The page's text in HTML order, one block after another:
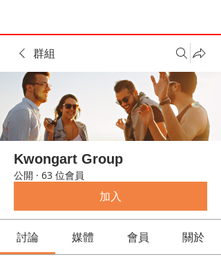
群組
Kwongart Group
公開 · 63 位會員
加入
討論 媒體 會員 關於